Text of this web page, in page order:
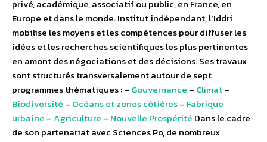
privé, académique, associatif ou public, en France, en
Europe et dans le monde. Institut indépendant, l’Iddri
mobilise les moyens et les compétences pour diffuser les
idées et les recherches scientifiques les plus pertinentes
en amont des négociations et des décisions. Ses travaux
sont structurés transversalement autour de sept
programmes thématiques : – Gouvernance – Climat–
Biodiversité – Océans et zones côtières– Fabrique
urbaine –Agriculture – Nouvelle Prospérité Dans le cadre
de son partenariat avec Sciences Po, de nombreux